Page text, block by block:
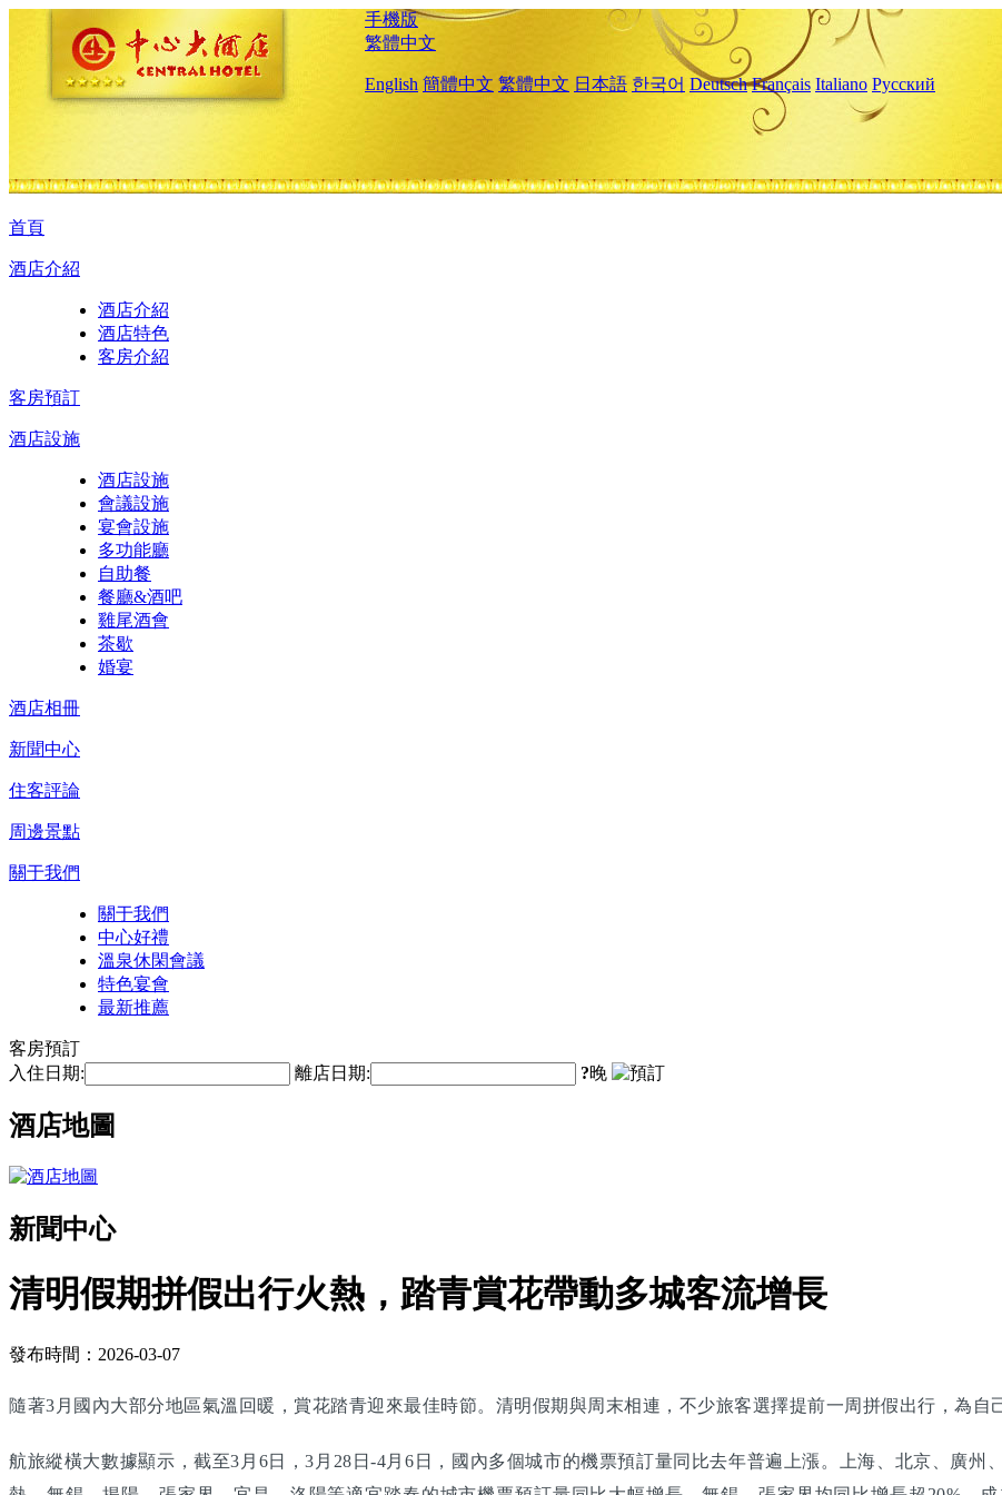
手機版
繁體中文
English 簡體中文 繁體中文 日本語 한국어 Deutsch Français Italiano Русский
首頁
酒店介紹
酒店介紹
酒店特色
客房介紹
客房預訂
酒店設施
酒店設施
會議設施
宴會設施
多功能廳
自助餐
餐廳&酒吧
雞尾酒會
茶歇
婚宴
酒店相冊
新聞中心
住客評論
周邊景點
關于我們
關于我們
中心好禮
溫泉休閑會議
特色宴會
最新推薦
客房預訂
入住日期:
離店日期: ?晚
酒店地圖
新聞中心
清明假期拼假出行火熱，踏青賞花帶動多城客流增長
發布時間：2026-03-07
隨著3月國內大部分地區氣溫回暖，賞花踏青迎來最佳時節。清明假期與周末相連，不少旅客選擇提前一周拼假出行，為自
航旅縱橫大數據顯示，截至3月6日，3月28日-4月6日，國內多個城市的機票預訂量同比去年普遍上漲。上海、北京、廣州